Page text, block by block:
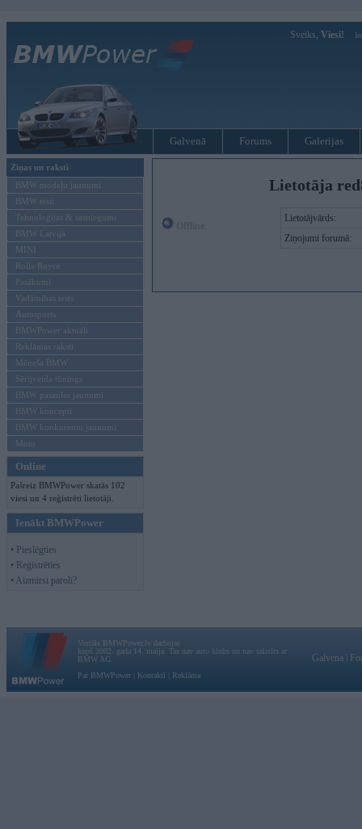
Sveiks, Viesi!
Galvenā Forums Galerijas
Ziņas un raksti
BMW modeļu jaunumi
BMW testi
Tehnoloģijas & sasniegumi
BMW Latvijā
MINI
Rolls-Royce
Pasākumi
Vadāmības tests
Autosports
BMWPower aktuāli
Reklāmas raksti
Mēneša BMW
Sērijveida tūnings
BMW pasaules jaunumi
BMW koncepti
BMW konkurentu jaunumi
Moto
Online
Pašreiz BMWPower skatās 102
viesi un 4 reģistrēti lietotāji.
Ienākt BMWPower
• Pieslēgties
• Reģistrēties
• Aizmirsi paroli?
Lietotāja
Lietotājvārds:
Ziņojumi forumā:
Vortāls BMWPower.lv darbojas
kopš 2002. gada 14. maija. Tas nav auto klubs un nav saistīts ar
BMW AG.
Par BMWPower
Kontakti Reklāma
Galvena